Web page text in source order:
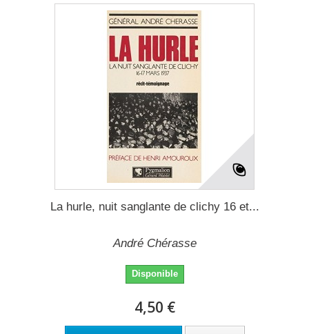
La hurle, nuit sanglante de clichy 16 et...
André Chérasse
Disponible
4,50 €